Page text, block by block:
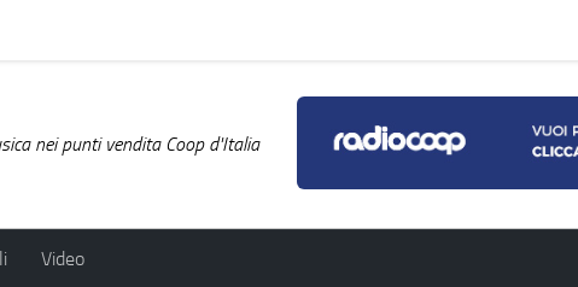
nei punti vendita Coop d'Italia
Video